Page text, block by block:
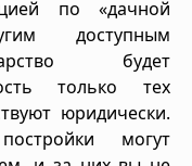
по «дачной
доступным
будет
только тех
юридически.
могут